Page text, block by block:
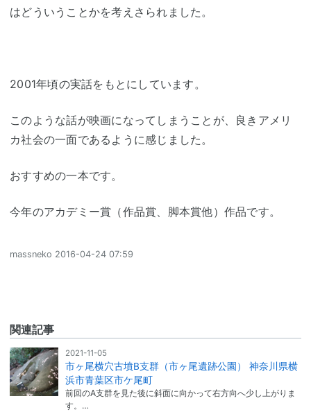
はどういうことかを考えさられました。
2001年頃の実話をもとにしています。
このような話が映画になってしまうことが、良きアメリ
カ社会の一面であるように感じました。
おすすめの一本です。
今年のアカデミー賞（作品賞、脚本賞他）作品です。
massneko 2016-04-24 07:59
関連記事
2021-11-05
市ヶ尾横穴古墳B支群（市ヶ尾遺跡公園） 神奈川県横
浜市青葉区市ケ尾町
前回のA支群を見た後に斜面に向かって右方向へ少し上がりま
す。…